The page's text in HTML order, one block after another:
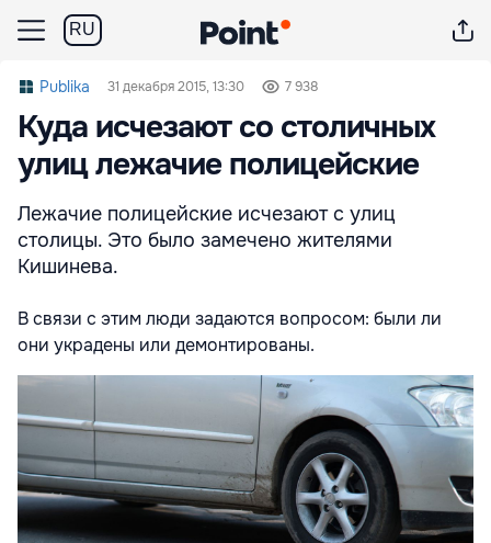
RU
Publika 31 декабря 2015, 13:30 7 938
Куда исчезают со столичных
улиц лежачие полицейские
Лежачие полицейские исчезают с улиц
столицы. Это было замечено жителями
Кишинева.
В связи с этим люди задаются вопросом: были ли
они украдены или демонтированы.